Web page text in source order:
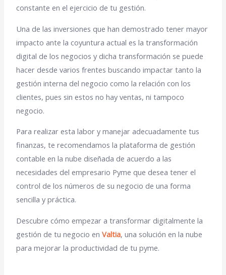
constante en el ejercicio de tu gestión.
Una de las inversiones que han demostrado tener mayor
impacto ante la coyuntura actual es la transformación
digital de los negocios y dicha transformación se puede
hacer desde varios frentes buscando impactar tanto la
gestión interna del negocio como la relación con los
clientes, pues sin estos no hay ventas, ni tampoco
negocio.
Para realizar esta labor y manejar adecuadamente tus
finanzas, te recomendamos la plataforma de gestión
contable en la nube diseñada de acuerdo a las
necesidades del empresario Pyme que desea tener el
control de los números de su negocio de una forma
sencilla y práctica.
Descubre cómo empezar a transformar digitalmente la
gestión de tu negocio enValtia, una solución en la nube
para mejorar la productividad de tu pyme.